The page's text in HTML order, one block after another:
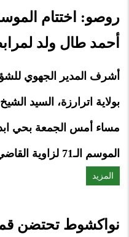
أحمد طال ولد
أشرف المدير الجهوي
بولاية اترارزة، السيد
مساء أمس الجمعة بحي
الموسم الـ71 لزاوية القاضي أحمد طال ولد لمرابط.
المزيد
نواكشوط تحتضن